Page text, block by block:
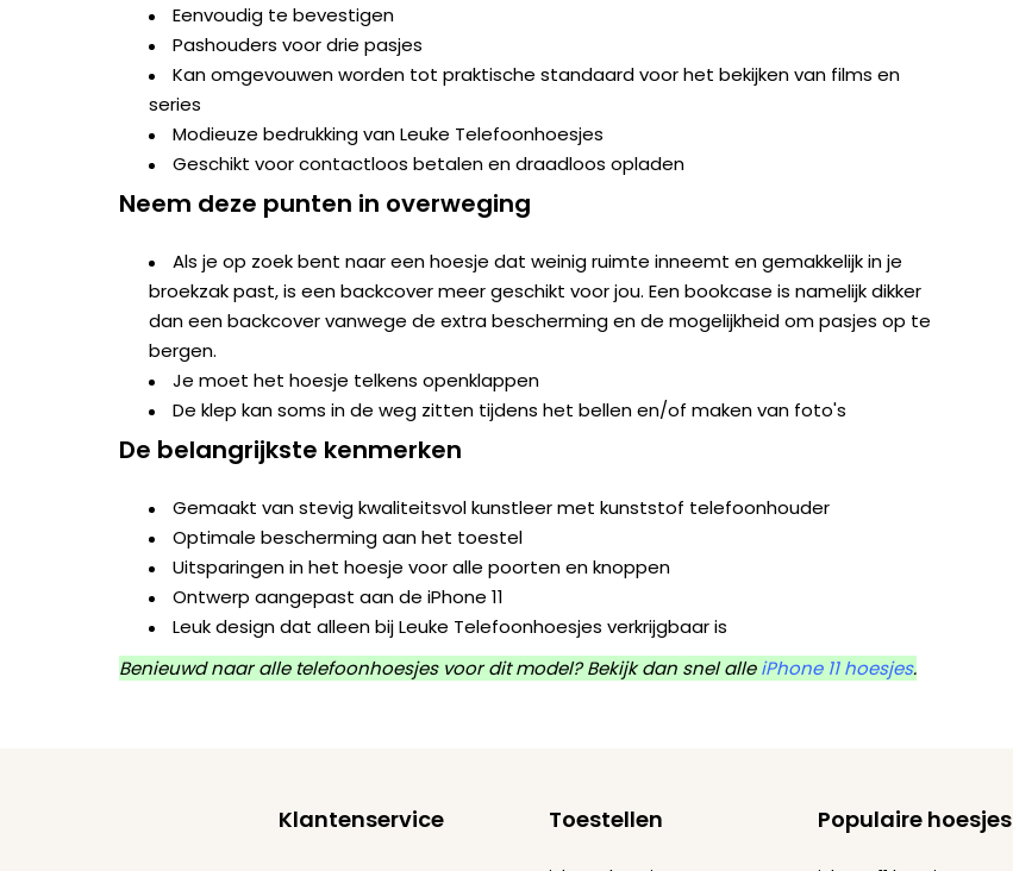
Eenvoudig te bevestigen
Pashouders voor drie pasjes
Kan omgevouwen worden tot praktische standaard voor het bekijken van films en
series
Modieuze bedrukking van Leuke Telefoonhoesjes
Geschikt voor contactloos betalen en draadloos opladen
Neem deze punten in overweging
Als je op zoek bent naar een hoesje dat weinig ruimte inneemt en gemakkelijk in je
broekzak past, is een backcover meer geschikt voor jou. Een bookcase is namelijk dikker
dan een backcover vanwege de extra bescherming en de mogelijkheid om pasjes op te
bergen.
Je moet het hoesje telkens openklappen
De klep kan soms in de weg zitten tijdens het bellen en/of maken van foto's
De belangrijkste kenmerken
Gemaakt van stevig kwaliteitsvol kunstleer met kunststof telefoonhouder
Optimale bescherming aan het toestel
Uitsparingen in het hoesje voor alle poorten en knoppen
Ontwerp aangepast aan de iPhone 11
Leuk design dat alleen bij Leuke Telefoonhoesjes verkrijgbaar is
Benieuwd naar alle telefoonhoesjes voor dit model? Bekijk dan snel alleiPhone 11 hoesjes.
Klantenservice Toestellen Populaire hoesjes